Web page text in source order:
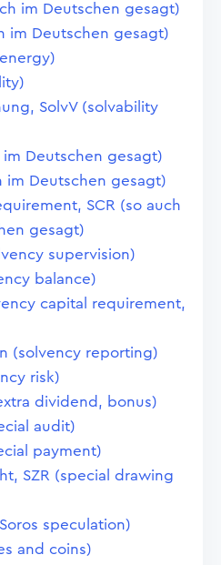
im Deutschen gesagt)
im Deutschen gesagt)
SolvV (solvability
im Deutschen gesagt)
im Deutschen gesagt)
SCR (so auch
gesagt)
supervision)
balance)
capital requirement,
(solvency reporting)
risk)
dividend, bonus)
audit)
payment)
SZR (special drawing
speculation)
and coins)